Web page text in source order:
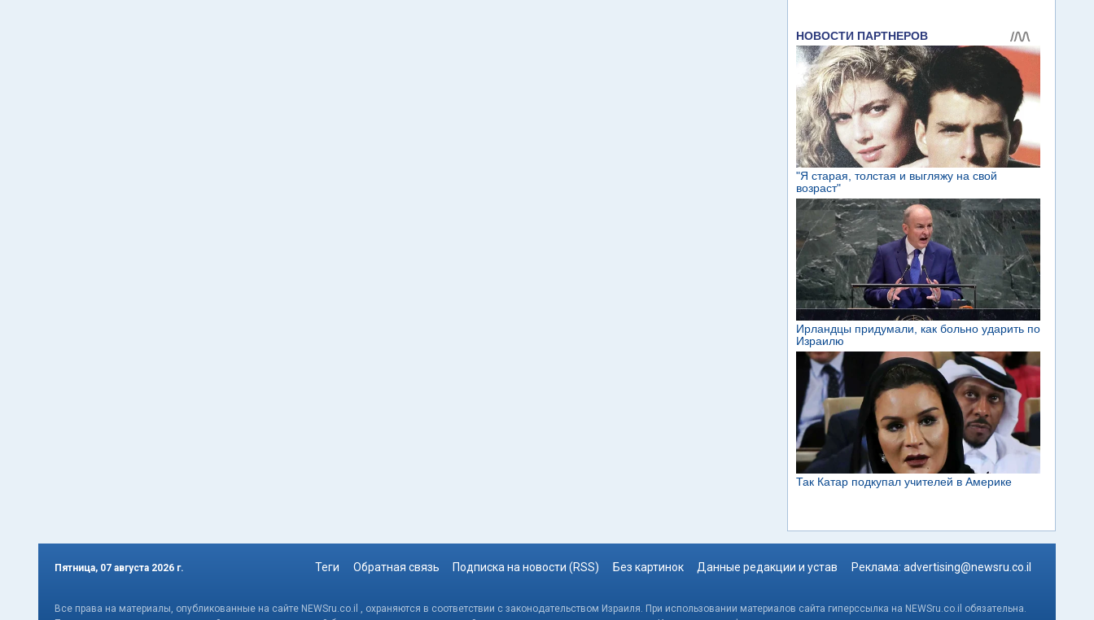
Пятница, 07 августа 2026 г. Теги Обратная связь Подписка на новости (RSS) Без картинок Данные редакции и устав Реклама: advertising@newsru.co.il
Все права на материалы, опубликованные на сайте NEWSru.co.il , охраняются в соответствии с законодательством Израиля. При использовании материалов сайта гиперссылка на NEWSru.co.il обязательна.